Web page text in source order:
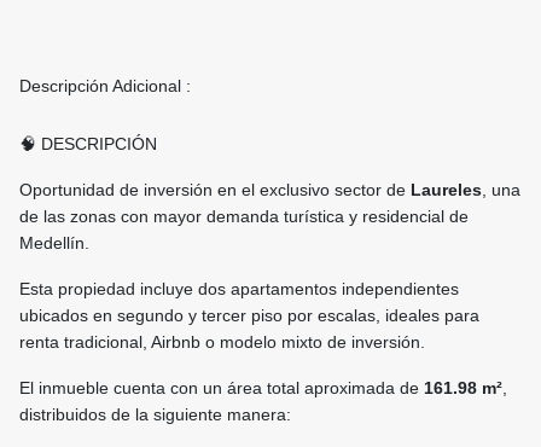
Descripción Adicional :
🧠 DESCRIPCIÓN
Oportunidad de inversión en el exclusivo sector de Laureles , una
de las zonas con mayor demanda turística y residencial de
Medellín.
Esta propiedad incluye dos apartamentos independientes
ubicados en segundo y tercer piso por escalas, ideales para
renta tradicional, Airbnb o modelo mixto de inversión.
El inmueble cuenta con un área total aproximada de 161.98 m²
distribuidos de la siguiente manera: